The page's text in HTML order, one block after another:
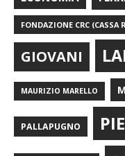
FONDAZIONE CRC (CASSA
GIOVANI
MAURIZIO MARELLO
PALLAPUGNO